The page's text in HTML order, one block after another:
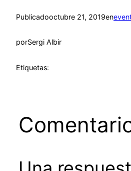
Publicadooctubre 21, 2019en
porSergi Albir
Etiquetas: